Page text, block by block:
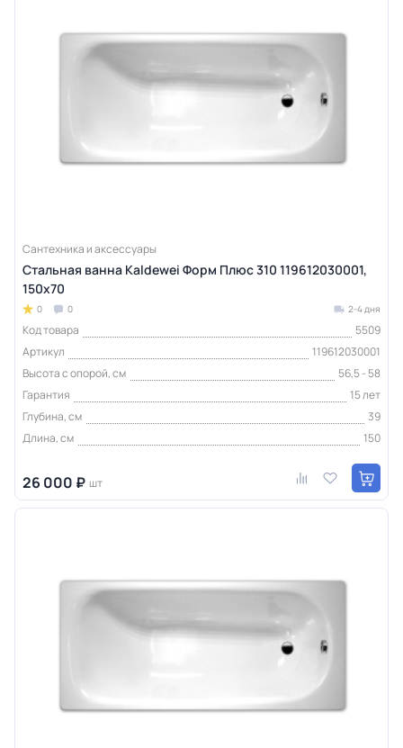
Сантехника и аксессуары
Стальная ванна Kaldewei Форм Плюс 310 119612030001,
150х70
0 0 2-4 дня
Код товара
5509
Артикул
119612030001
Высота с опорой, см
56,5 - 58
Гарантия
15 лет
Глубина, см
39
Длина, см
150
26 000 ₽ шт